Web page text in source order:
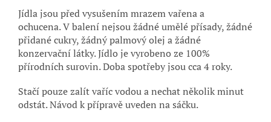
Jídla jsou před vysušením mrazem vařena a
ochucena. V balení nejsou žádné umělé přísady, žádné
přidané cukry, žádný palmový olej a žádné
konzervační látky. Jídlo je vyrobeno ze 100%
přírodních surovin. Doba spotřeby jsou cca 4 roky.
Stačí pouze zalít vaříc vodou a nechat několik minut
odstát. Návod k přípravě uveden na sáčku.